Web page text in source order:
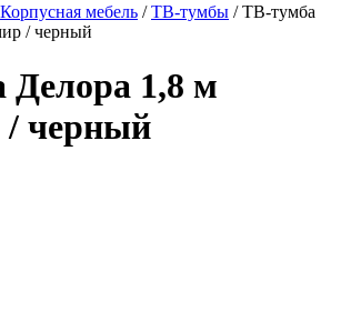
Корпусная мебель /ТВ-тумбы /ТВ-тумба
/ черный
Делора 1,8 м
черный